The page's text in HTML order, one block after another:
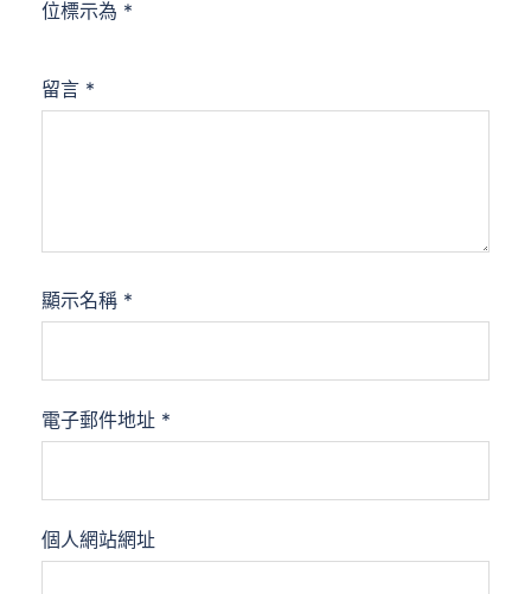
位標示為 *
留言 *
顯示名稱 *
電子郵件地址 *
個人網站網址